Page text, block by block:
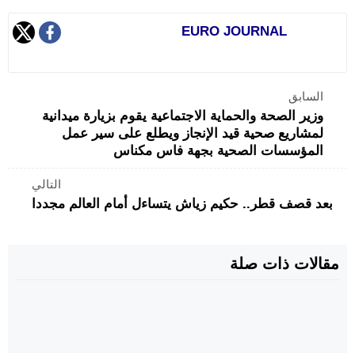
EURO JOURNAL
السابق
وزير الصحة والحماية الاجتماعية يقوم بزيارة ميدانية
لمشاريع صحية قيد الإنجاز ويطلع على سير عمل
المؤسسات الصحية بجهة فاس مكناس
التالي
بعد قصف قطر.. حكيم زياش يتساءل أمام العالم مجددا
مقالات ذات صلة